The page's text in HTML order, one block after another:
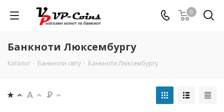
0
Банкноти Люксембургу
Каталог - Банкноти світу - Банкноти Люксембургу